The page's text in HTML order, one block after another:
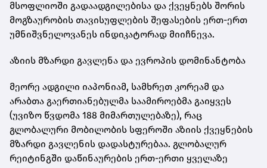
მსოფლიოში გადაადგილებისა და ქვეყნებს შორის
მოგზაურობის თავისუფლების შეფასების ერთ-ერთ
უმნიშვნელოვანეს ინდიკატორად მიიჩნევა.
აზიის მზარდი გავლენა და ევროპის დომინანტობა
მეორე ადგილი იაპონიამ, სამხრეთ კორეამ და
არაბთა გაერთიანებულმა საამიროებმა გაიყვეს
(უვიზო წვდომა 188 მიმართულებაზე), რაც
გლობალური მობილობის სფეროში აზიის ქვეყნების
მზარდი გავლენის დადასტურებაა. გლობალურ
რეიტინგში დაწინაურების ერთ-ერთი ყველაზე